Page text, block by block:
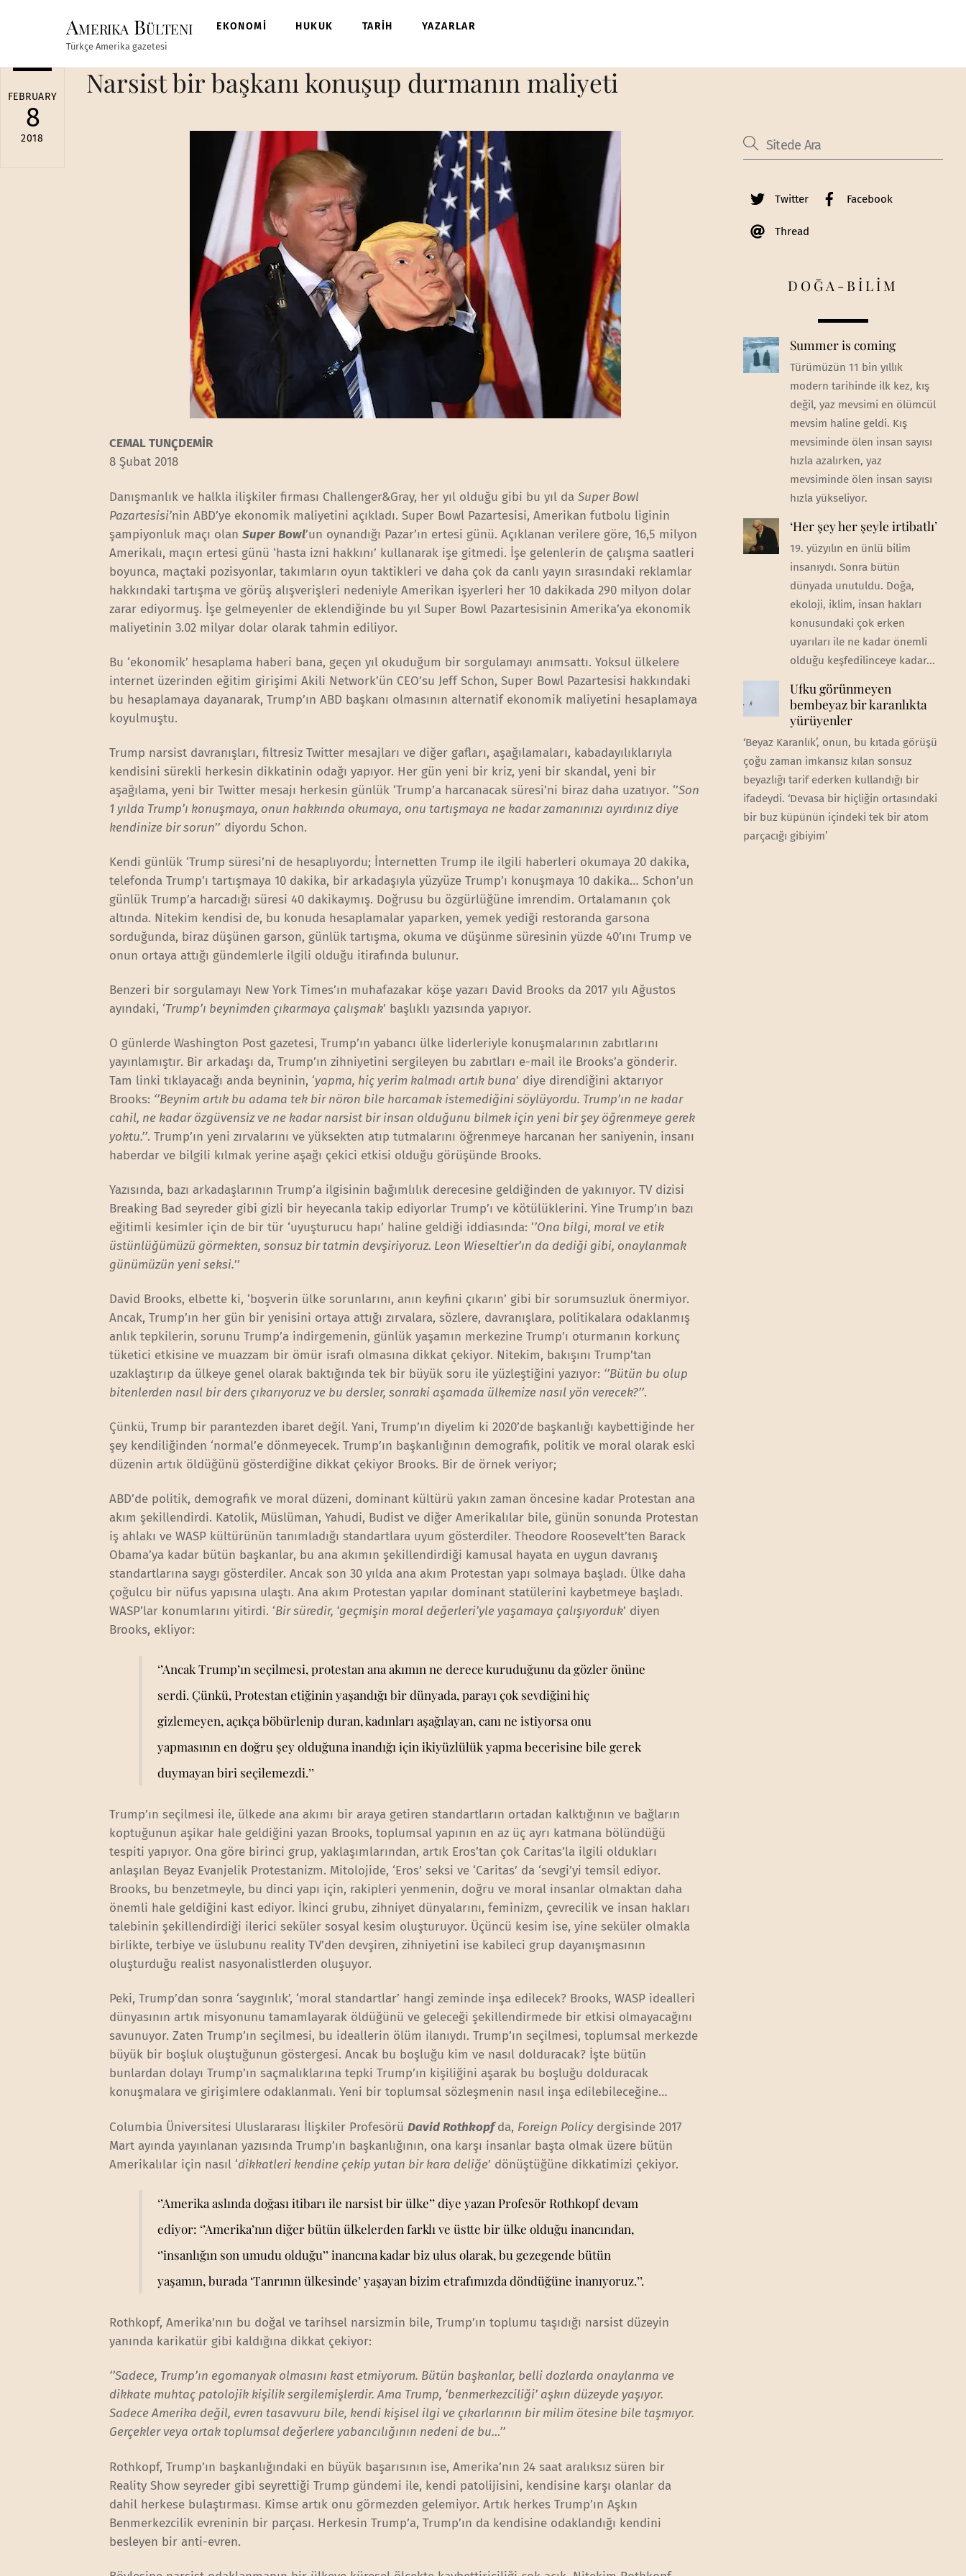
Amerika Bülteni
Türkçe Amerika gazetesi
EKONOMİ HUKUK TARİH YAZARLAR
FEBRUARY
8
2018
Narsist bir başkanı konuşup durmanın maliyeti
CEMAL TUNÇDEMİR
8 Şubat 2018
Danışmanlık ve halkla ilişkiler firması Challenger&Gray, her yıl olduğu gibi bu yıl daSuper Bowl
Pazartesisi’nin ABD’ye ekonomik maliyetini açıkladı. Super Bowl Pazartesisi, Amerikan futbolu liginin
şampiyonluk maçı olanSuper Bowl’un oynandığı Pazar’ın ertesi günü. Açıklanan verilere göre, 16,5 milyon
Amerikalı, maçın ertesi günü ‘hasta izni hakkını’ kullanarak işe gitmedi. İşe gelenlerin de çalışma saatleri
boyunca, maçtaki pozisyonlar, takımların oyun taktikleri ve daha çok da canlı yayın sırasındaki reklamlar
hakkındaki tartışma ve görüş alışverişleri nedeniyle Amerikan işyerleri her 10 dakikada 290 milyon dolar
zarar ediyormuş. İşe gelmeyenler de eklendiğinde bu yıl Super Bowl Pazartesisinin Amerika’ya ekonomik
maliyetinin 3.02 milyar dolar olarak tahmin ediliyor.
Bu ‘ekonomik’ hesaplama haberi bana, geçen yıl okuduğum bir sorgulamayı anımsattı. Yoksul ülkelere
internet üzerinden eğitim girişimi Akili Network’ün CEO’su Jeff Schon, Super Bowl Pazartesisi hakkındaki
bu hesaplamaya dayanarak, Trump’ın ABD başkanı olmasının alternatif ekonomik maliyetini hesaplamaya
koyulmuştu.
Trump narsist davranışları, filtresiz Twitter mesajları ve diğer gafları, aşağılamaları, kabadayılıklarıyla
kendisini sürekli herkesin dikkatinin odağı yapıyor. Her gün yeni bir kriz, yeni bir skandal, yeni bir
aşağılama, yeni bir Twitter mesajı herkesin günlük ‘Trump’a harcanacak süresi’ni biraz daha uzatıyor. ‘’Son
1 yılda Trump’ı konuşmaya, onun hakkında okumaya, onu tartışmaya ne kadar zamanınızı ayırdınız diye
kendinize bir sorun’’ diyordu Schon.
Kendi günlük ‘Trump süresi’ni de hesaplıyordu; İnternetten Trump ile ilgili haberleri okumaya 20 dakika,
telefonda Trump’ı tartışmaya 10 dakika, bir arkadaşıyla yüzyüze Trump’ı konuşmaya 10 dakika… Schon’un
günlük Trump’a harcadığı süresi 40 dakikaymış. Doğrusu bu özgürlüğüne imrendim. Ortalamanın çok
altında. Nitekim kendisi de, bu konuda hesaplamalar yaparken, yemek yediği restoranda garsona
sorduğunda, biraz düşünen garson, günlük tartışma, okuma ve düşünme süresinin yüzde 40’ını Trump ve
onun ortaya attığı gündemlerle ilgili olduğu itirafında bulunur.
Benzeri bir sorgulamayı New York Times’ın muhafazakar köşe yazarı David Brooks da 2017 yılı Ağustos
ayındaki, ‘Trump’ı beynimden çıkarmaya çalışmak’ başlıklı yazısında yapıyor.
O günlerde Washington Post gazetesi, Trump’ın yabancı ülke liderleriyle konuşmalarının zabıtlarını
yayınlamıştır. Bir arkadaşı da, Trump’ın zihniyetini sergileyen bu zabıtları e-mail ile Brooks’a gönderir.
Tam linki tıklayacağı anda beyninin, ‘yapma, hiç yerim kalmadı artık buna’ diye direndiğini aktarıyor
Brooks: ‘’Beynim artık bu adama tek bir nöron bile harcamak istemediğini söylüyordu. Trump’ın ne kadar
cahil, ne kadar özgüvensiz ve ne kadar narsist bir insan olduğunu bilmek için yeni bir şey öğrenmeye gerek
yoktu.’’. Trump’ın yeni zırvalarını ve yüksekten atıp tutmalarını öğrenmeye harcanan her saniyenin, insanı
haberdar ve bilgili kılmak yerine aşağı çekici etkisi olduğu görüşünde Brooks.
Yazısında, bazı arkadaşlarının Trump’a ilgisinin bağımlılık derecesine geldiğinden de yakınıyor. TV dizisi
Breaking Bad seyreder gibi gizli bir heyecanla takip ediyorlar Trump’ı ve kötülüklerini. Yine Trump’ın bazı
eğitimli kesimler için de bir tür ‘uyuşturucu hapı’ haline geldiği iddiasında: ‘’Ona bilgi, moral ve etik
üstünlüğümüzü görmekten, sonsuz bir tatmin devşiriyoruz. Leon Wieseltier’ın da dediği gibi, onaylanmak
günümüzün yeni seksi.’’
David Brooks, elbette ki, ‘boşverin ülke sorunlarını, anın keyfini çıkarın’ gibi bir sorumsuzluk önermiyor.
Ancak, Trump’ın her gün bir yenisini ortaya attığı zırvalara, sözlere, davranışlara, politikalara odaklanmış
anlık tepkilerin, sorunu Trump’a indirgemenin, günlük yaşamın merkezine Trump’ı oturmanın korkunç
tüketici etkisine ve muazzam bir ömür israfı olmasına dikkat çekiyor. Nitekim, bakışını Trump’tan
uzaklaştırıp da ülkeye genel olarak baktığında tek bir büyük soru ile yüzleştiğini yazıyor: ‘’Bütün bu olup
bitenlerden nasıl bir ders çıkarıyoruz ve bu dersler, sonraki aşamada ülkemize nasıl yön verecek?’’.
Çünkü, Trump bir parantezden ibaret değil. Yani, Trump’ın diyelim ki 2020’de başkanlığı kaybettiğinde her
şey kendiliğinden ‘normal’e dönmeyecek. Trump’ın başkanlığının demografik, politik ve moral olarak eski
düzenin artık öldüğünü gösterdiğine dikkat çekiyor Brooks. Bir de örnek veriyor;
ABD’de politik, demografik ve moral düzeni, dominant kültürü yakın zaman öncesine kadar Protestan ana
akım şekillendirdi. Katolik, Müslüman, Yahudi, Budist ve diğer Amerikalılar bile, günün sonunda Protestan
iş ahlakı ve WASP kültürünün tanımladığı standartlara uyum gösterdiler. Theodore Roosevelt’ten Barack
Obama’ya kadar bütün başkanlar, bu ana akımın şekillendirdiği kamusal hayata en uygun davranış
standartlarına saygı gösterdiler. Ancak son 30 yılda ana akım Protestan yapı solmaya başladı. Ülke daha
çoğulcu bir nüfus yapısına ulaştı. Ana akım Protestan yapılar dominant statülerini kaybetmeye başladı.
WASP’lar konumlarını yitirdi. ‘Bir süredir, ‘geçmişin moral değerleri’yle yaşamaya çalışıyorduk’ diyen
Brooks, ekliyor:
‘’Ancak Trump’ın seçilmesi, protestan ana akımın ne derece kuruduğunu da gözler önüne
serdi. Çünkü, Protestan etiğinin yaşandığı bir dünyada, parayı çok sevdiğini hiç
gizlemeyen, açıkça böbürlenip duran, kadınları aşağılayan, canı ne istiyorsa onu
yapmasının en doğru şey olduğuna inandığı için ikiyüzlülük yapma becerisine bile gerek
duymayan biri seçilemezdi.’’
Trump’ın seçilmesi ile, ülkede ana akımı bir araya getiren standartların ortadan kalktığının ve bağların
koptuğunun aşikar hale geldiğini yazan Brooks, toplumsal yapının en az üç ayrı katmana bölündüğü
tespiti yapıyor. Ona göre birinci grup, yaklaşımlarından, artık Eros’tan çok Caritas’la ilgili oldukları
anlaşılan Beyaz Evanjelik Protestanizm. Mitolojide, ‘Eros’ seksi ve ‘Caritas’ da ‘sevgi’yi temsil ediyor.
Brooks, bu benzetmeyle, bu dinci yapı için, rakipleri yenmenin, doğru ve moral insanlar olmaktan daha
önemli hale geldiğini kast ediyor. İkinci grubu, zihniyet dünyalarını, feminizm, çevrecilik ve insan hakları
talebinin şekillendirdiği ilerici seküler sosyal kesim oluşturuyor. Üçüncü kesim ise, yine seküler olmakla
birlikte, terbiye ve üslubunu reality TV’den devşiren, zihniyetini ise kabileci grup dayanışmasının
oluşturduğu realist nasyonalistlerden oluşuyor.
Peki, Trump’dan sonra ‘saygınlık’, ‘moral standartlar’ hangi zeminde inşa edilecek? Brooks, WASP idealleri
dünyasının artık misyonunu tamamlayarak öldüğünü ve geleceği şekillendirmede bir etkisi olmayacağını
savunuyor. Zaten Trump’ın seçilmesi, bu ideallerin ölüm ilanıydı. Trump’ın seçilmesi, toplumsal merkezde
büyük bir boşluk oluştuğunun göstergesi. Ancak bu boşluğu kim ve nasıl dolduracak? İşte bütün
bunlardan dolayı Trump’ın saçmalıklarına tepki Trump’ın kişiliğini aşarak bu boşluğu dolduracak
konuşmalara ve girişimlere odaklanmalı. Yeni bir toplumsal sözleşmenin nasıl inşa edilebileceğine…
Columbia Üniversitesi Uluslararası İlişkiler ProfesörüDavid Rothkopf da, Foreign Policydergisinde 2017
Mart ayında yayınlanan yazısında Trump’ın başkanlığının, ona karşı insanlar başta olmak üzere bütün
Amerikalılar için nasıl ‘dikkatleri kendine çekip yutan bir kara deliğe’ dönüştüğüne dikkatimizi çekiyor.
‘’Amerika aslında doğası itibarı ile narsist bir ülke’’ diye yazan Profesör Rothkopf devam
ediyor: ‘’Amerika’nın diğer bütün ülkelerden farklı ve üstte bir ülke olduğu inancından,
‘’insanlığın son umudu olduğu’’ inancına kadar biz ulus olarak, bu gezegende bütün
yaşamın, burada ‘Tanrının ülkesinde’ yaşayan bizim etrafımızda döndüğüne inanıyoruz.’’.
Rothkopf, Amerika’nın bu doğal ve tarihsel narsizmin bile, Trump’ın toplumu taşıdığı narsist düzeyin
yanında karikatür gibi kaldığına dikkat çekiyor:
‘’Sadece, Trump’ın egomanyak olmasını kast etmiyorum. Bütün başkanlar, belli dozlarda onaylanma ve
dikkate muhtaç patolojik kişilik sergilemişlerdir. Ama Trump, ‘benmerkezciliği’ aşkın düzeyde yaşıyor.
Sadece Amerika değil, evren tasavvuru bile, kendi kişisel ilgi ve çıkarlarının bir milim ötesine bile taşmıyor.
Gerçekler veya ortak toplumsal değerlere yabancılığının nedeni de bu…’’
Rothkopf, Trump’ın başkanlığındaki en büyük başarısının ise, Amerika’nın 24 saat aralıksız süren bir
Reality Show seyreder gibi seyrettiği Trump gündemi ile, kendi patolijisini, kendisine karşı olanlar da
dahil herkese bulaştırması. Kimse artık onu görmezden gelemiyor. Artık herkes Trump’ın Aşkın
Benmerkezcilik evreninin bir parçası. Herkesin Trump’a, Trump’ın da kendisine odaklandığı kendini
besleyen bir anti-evren.
Twitter Facebook
Thread
DOĞA-BİLİM
Summer is coming
Türümüzün 11 bin yıllık
modern tarihinde ilk kez, kış
değil, yaz mevsimi en ölümcül
mevsim haline geldi. Kış
mevsiminde ölen insan sayısı
hızla azalırken, yaz
mevsiminde ölen insan sayısı
hızla yükseliyor.
‘Her şey her şeyle irtibatlı’
19. yüzyılın en ünlü bilim
insanıydı. Sonra bütün
dünyada unutuldu. Doğa,
ekoloji, iklim, insan hakları
konusundaki çok erken
uyarıları ile ne kadar önemli
olduğu keşfedilinceye kadar...
Ufku görünmeyen
bembeyaz bir karanlıkta
yürüyenler
‘Beyaz Karanlık’, onun, bu kıtada görüşü
çoğu zaman imkansız kılan sonsuz
beyazlığı tarif ederken kullandığı bir
ifadeydi. ‘Devasa bir hiçliğin ortasındaki
bir buz küpünün içindeki tek bir atom
parçacığı gibiyim’